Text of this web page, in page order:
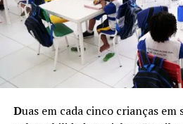
Duas em cada cinco crianças em